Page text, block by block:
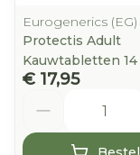
Eurogenerics (EG)
Protectis Adult
Kauwtabletten 14
€ 17,95